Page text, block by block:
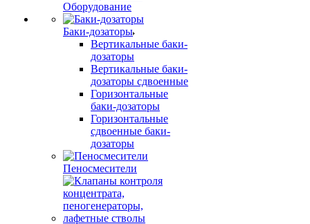
Оборудование
Баки-дозаторы
Вертикальные баки-
дозаторы
Вертикальные баки-
дозаторы сдвоенные
Горизонтальные
баки-дозаторы
Горизонтальные
сдвоенные баки-
дозаторы
Пеносмесители